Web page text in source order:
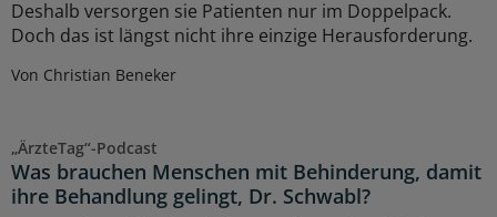
Deshalb versorgen sie Patienten nur im Doppelpack.
Doch das ist längst nicht ihre einzige Herausforderung.
Von Christian Beneker
„ÄrzteTag“-Podcast
Was brauchen Menschen mit Behinderung, damit
ihre Behandlung gelingt, Dr. Schwabl?